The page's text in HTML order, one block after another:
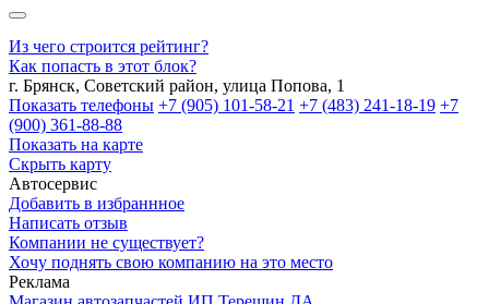
Из чего строится рейтинг?
Как попасть в этот блок?
г. Брянск, Советский район, улица Попова, 1
Показать телефоны +7 (905) 101-58-21 +7 (483) 241-18-19 +7
(900) 361-88-88
Показать на карте
Скрыть карту
Автосервис
Добавить в избраннное
Написать отзыв
Компании не существует?
Хочу поднять свою компанию на это место
Реклама